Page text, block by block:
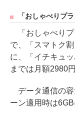
「おしゃべりプラ
「おしゃべりプ
で、「スマトク
に、「イチキュ
までは月額2980
データ通信の容
ーン適用時は6GB